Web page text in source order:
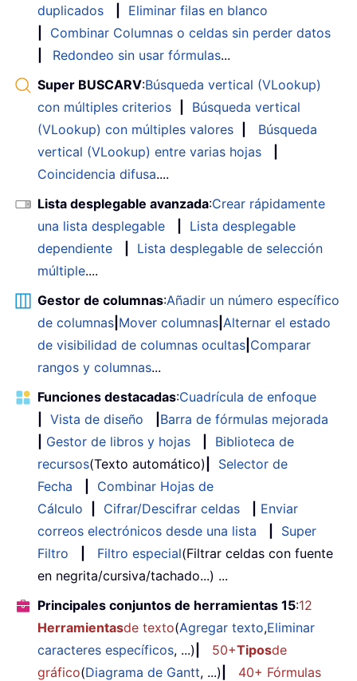
duplicados
Eliminar filas en blanco
Combinar Columnas o celdas sin perder datos
Redondeo sin usar fórmulas...
Super BUSCARV:Búsqueda vertical (VLookup)
con múltiples criterios
Búsqueda vertical
(VLookup) con múltiples valores
Búsqueda
vertical (VLookup) entre varias hojas
Coincidencia difusa....
Lista desplegable avanzada:Crear rápidamente
una lista desplegable
Lista desplegable
dependiente
Lista desplegable de selección
múltiple....
Gestor de columnas:Añadir un número específico
de columnas Mover columnas Alternar el estado
de visibilidad de columnas ocultas Comparar
rangos y columnas...
Funciones destacadas:Cuadrícula de enfoque
Vista de diseño
Barra de fórmulas mejorada
Gestor de libros y hojas
Biblioteca de
recursos(Texto automático)
Selector de
Fecha
Combinar Hojas de
Cálculo
Cifrar/Descifrar celdas
Enviar
correos electrónicos desde una lista
Super
Filtro
Filtro especial(Filtrar celdas con fuente
en negrita/cursiva/tachado...) ...
Principales conjuntos de herramientas 15:12
Herramientasde texto(Agregar texto,Eliminar
caracteres específicos, ...) 50+Tiposde
gráfico(Diagrama de Gantt, ...)
40+ Fórmulas